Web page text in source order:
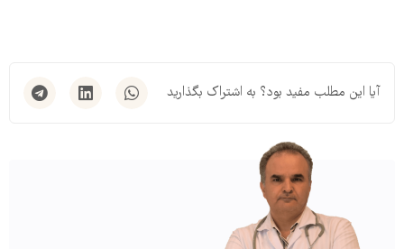
آیا این مطلب مفید بود؟ به اشتراک بگذارید